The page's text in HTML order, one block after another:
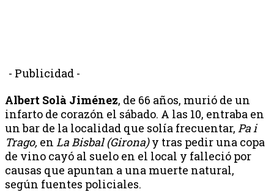
- Publicidad -
Albert Solà Jiménez, de 66 años, murió de un
infarto de corazón el sábado. A las 10, entraba en
un bar de la localidad que solía frecuentar, Pa i
Trago, en La Bisbal (Girona)y tras pedir una copa
de vino cayó al suelo en el local y falleció por
causas que apuntan a una muerte natural,
según fuentes policiales.